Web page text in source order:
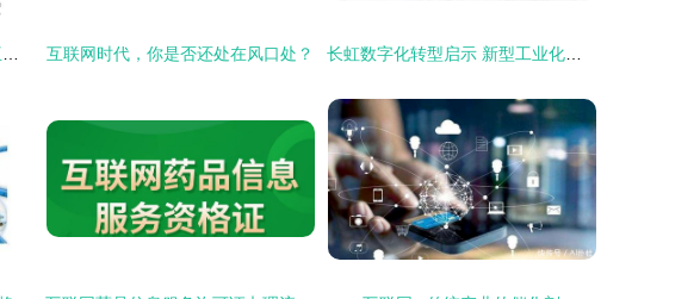
互联网时代，你是否还处在风口处？